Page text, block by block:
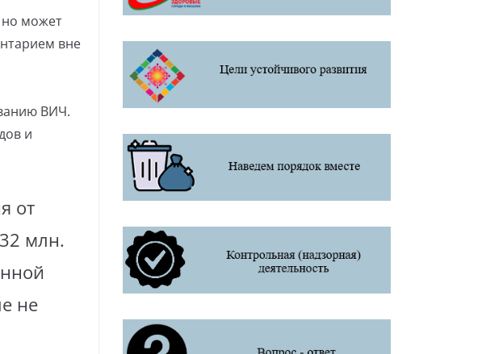
но может
вне
ВИЧ.
и
от
млн.
не